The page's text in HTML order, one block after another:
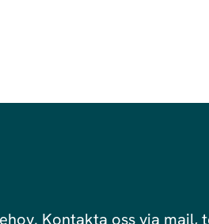
Kontakta oss via mail,